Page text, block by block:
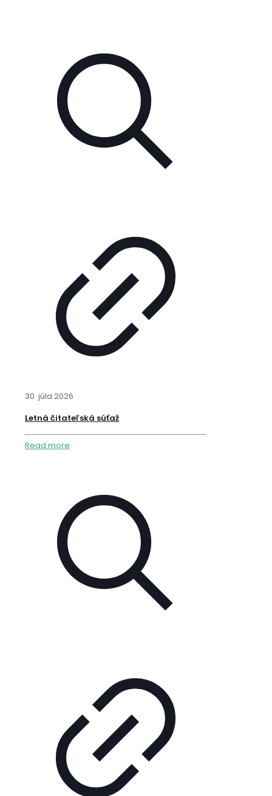
30. júla 2026
Letná čitateľská súťaž
Read more